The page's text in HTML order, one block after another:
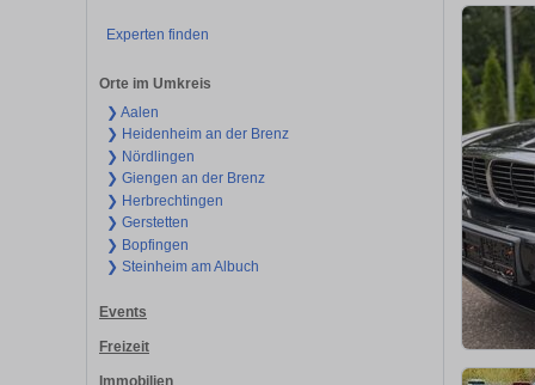
Experten finden
Orte im Umkreis
❯ Aalen
❯ Heidenheim an der Brenz
❯ Nördlingen
❯ Giengen an der Brenz
❯ Herbrechtingen
❯ Gerstetten
❯ Bopfingen
❯ Steinheim am Albuch
Events
Freizeit
Immobilien